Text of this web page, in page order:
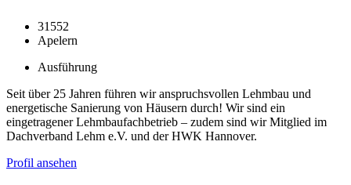
31552
Apelern
Ausführung
Seit über 25 Jahren führen wir anspruchsvollen Lehmbau und
energetische Sanierung von Häusern durch! Wir sind ein
eingetragener Lehmbaufachbetrieb – zudem sind wir Mitglied im
Dachverband Lehm e.V. und der HWK Hannover.
Profil ansehen